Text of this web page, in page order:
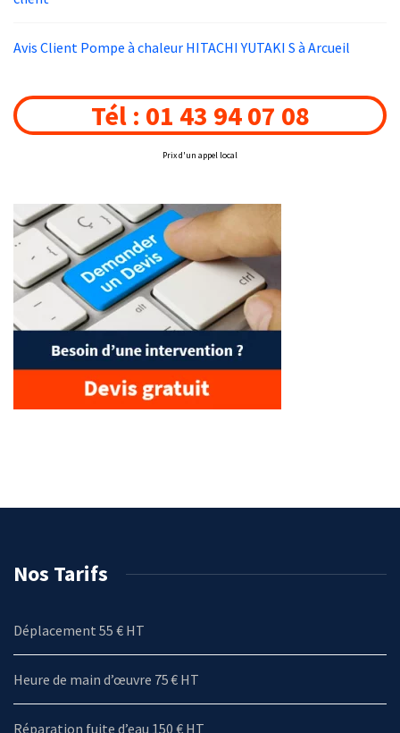
Avis Client Pompe à chaleur HITACHI YUTAKI S à Arcueil
Tél : 01 43 94 07 08
Prix d'un appel local
Nos Tarifs
Déplacement 55 € HT
Heure de main d’œuvre 75 € HT
Réparation fuite d’eau 150 € HT